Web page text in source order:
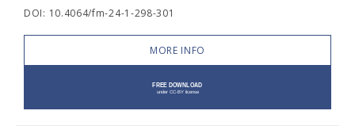
DOI: 10.4064/fm-24-1-298-301
MORE INFO